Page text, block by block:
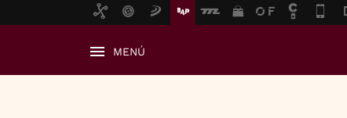
MENÚ